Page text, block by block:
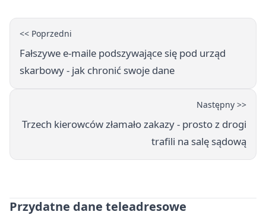
<< Poprzedni
Fałszywe e-maile podszywające się pod urząd
skarbowy - jak chronić swoje dane
Następny >>
Trzech kierowców złamało zakazy - prosto z drogi
trafili na salę sądową
Przydatne dane teleadresowe